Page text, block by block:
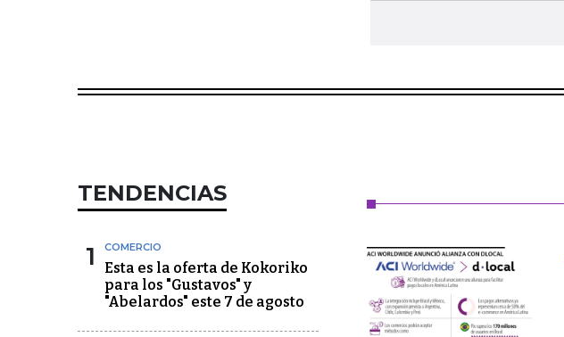
TENDENCIAS
1 COMERCIO
Esta es la oferta de Kokoriko
para los "Gustavos" y
"Abelardos" este 7 de agosto